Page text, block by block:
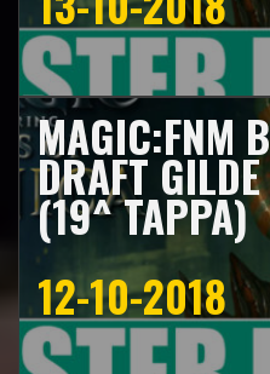
MAGIC:FNM
DRAFT
(19^ TAPPA)
12-10-2018